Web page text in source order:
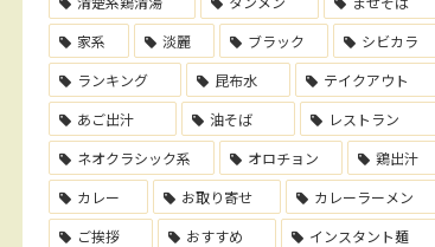
家系
淡麗 ブラック
シビカラ
ランキング
昆布水
テイクアウト
あご出汁
油そば
レストラン
ネオクラシック系
オロチョン
鶏出汁
カレー
お取り寄せ
カレーラーメン
ご挨拶
おすすめ
インスタント麺